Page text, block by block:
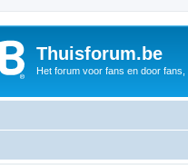
Thuisforum.be
Het forum voor fans en door fans,